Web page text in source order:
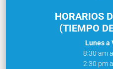
HORARIOS
(TIEMPO
Lunes a
8:30 am
2:30 pm